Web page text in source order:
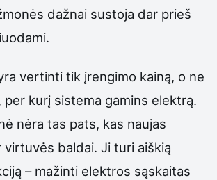
dažnai sustoja dar prieš
vertinti tik įrengimo kainą, o ne
per kurį sistema gamins elektrą.
nėra tas pats, kas naujas
baldai. Ji turi aiškią
– mažinti elektros sąskaitas